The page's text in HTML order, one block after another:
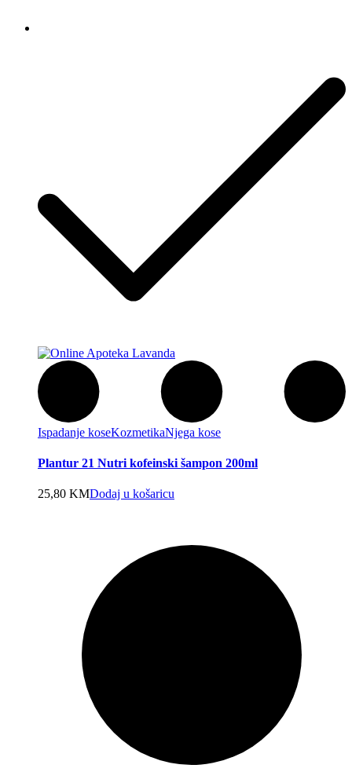
Ispadanje koseKozmetikaNjega kose
Plantur 21 Nutri kofeinski šampon 200ml
25,80 KMDodaj u košaricu